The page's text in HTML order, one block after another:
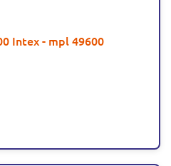
Intex - mpl 49600